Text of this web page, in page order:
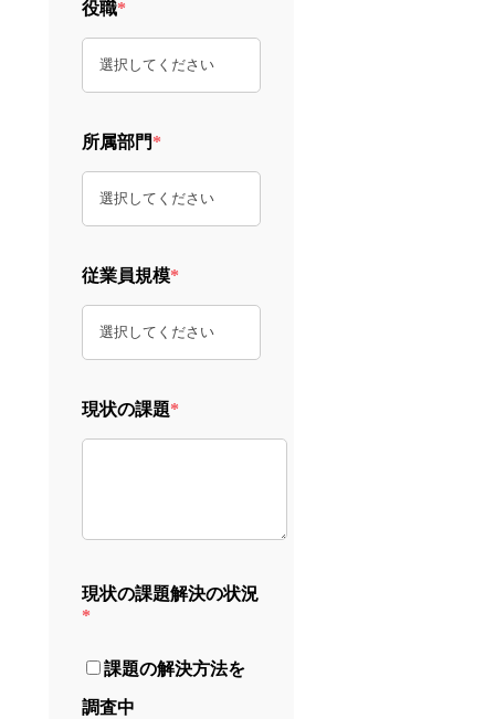
役職*
所属部門*
従業員規模*
現状の課題*
現状の課題解決の状況
*
課題の解決方法を
調査中